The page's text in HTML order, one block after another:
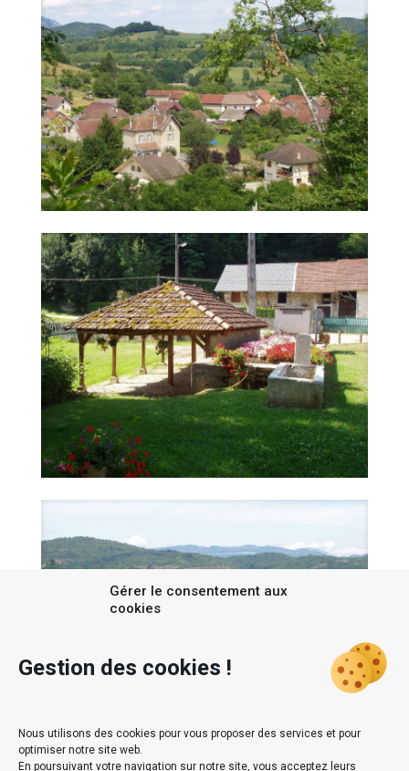
Gérer le consentement aux
cookies
Gestion des cookies !
Nous utilisons des cookies pour vous proposer des services et pour
optimiser notre site web.
En poursuivant votre navigation sur notre site, vous acceptez leurs